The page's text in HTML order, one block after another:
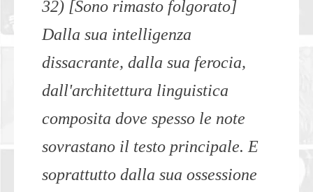
32) [Sono rimasto folgorato]
Dalla sua intelligenza
dissacrante, dalla sua ferocia,
dall'architettura linguistica
composita dove spesso le note
sovrastano il testo principale. E
soprattutto dalla sua ossessione